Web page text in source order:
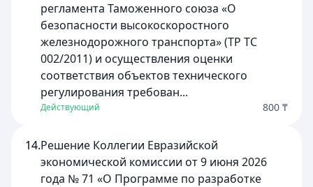
регламента Таможенного союза «О
безопасности высокоскоростного
железнодорожного транспорта» (ТР ТС
002/2011) и осуществления оценки
соответствия объектов технического
регулирования требован...
Действующий 800 ₸
14.Решение Коллегии Евразийской
экономической комиссии от 9 июня 2026
года № 71 «О Программе по разработке